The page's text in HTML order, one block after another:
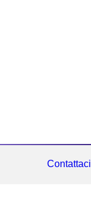
Contattaci